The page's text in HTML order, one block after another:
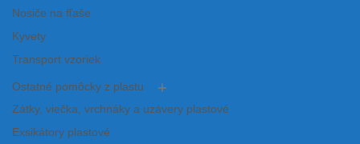
Nosiče na fľaše
Kyvety
Transport vzoriek
Ostatné pomôcky z plastu
Zátky, viečka, vrchnáky a uzávery plastové
Exsikátory plastové